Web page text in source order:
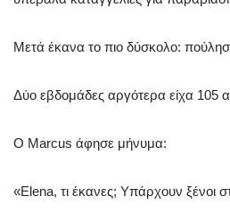
Μετά έκανα το πιο δύσκολο:
Δύο εβδομάδες αργότερα είχα 105
Ο Marcus άφησε μήνυμα:
«Elena, τι έκανες; Υπάρχουν ξένοι